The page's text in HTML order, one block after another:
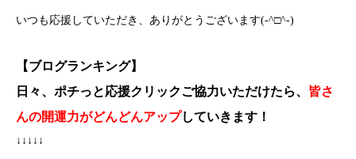
いつも応援していただき、ありがとうございます(-^□^-)
【ブログランキング】
日々、ポチっと応援クリックご協力いただけたら、 皆さ
んの開運力がどんどんアップしていきます！
↓↓↓↓↓